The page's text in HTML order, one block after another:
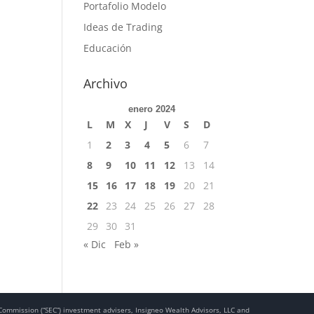
Portafolio Modelo
Ideas de Trading
Educación
Archivo
enero 2024
L M X J V S
D
1
2 3 4 5 6
7
8
9 10 11 12 13
14
15
16 17 18 19 20
21
22 23 24 25 26 27
28
29
30
31
« Dic
Feb »
(“SEC”) investment advisers, Insigneo Wealth Advisors, LLC and